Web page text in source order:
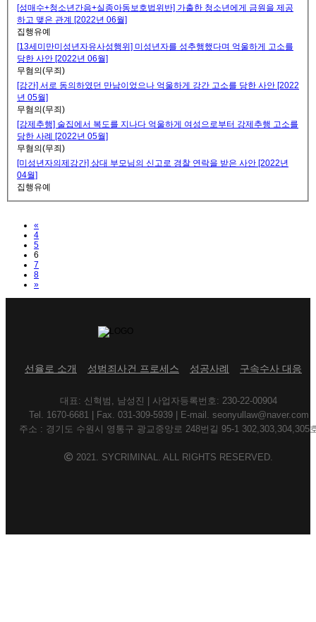
[성매수+청소년간음+실종아동보호법위반] 가출한 청소년에게 금원을 제공
하고 맺은 관계 [2022년 06월]
집행유예
[13세미만미성년자유사성행위] 미성년자를 성추행했다며 억울하게 고소를
당한 사안 [2022년 06월]
무혐의(무죄)
[강간] 서로 동의하였던 만남이었으나 억울하게 강간 고소를 당한 사안 [2022
년 05월]
무혐의(무죄)
[강제추행] 술집에서 복도를 지나다 억울하게 여성으로부터 강제추행 고소를
당한 사례 [2022년 05월]
무혐의(무죄)
[미성년자의제강간] 상대 부모님의 신고로 경찰 연락을 받은 사안 [2022년
04월]
집행유예
«
4
5
6
7
8
»Next
선율로 소개 성범죄사건 프로세스 성공사례 구속수사 대응
대표: 신혁범, 남성진 | 사업자등록번호: 230-22-00904
Tel. 1670-6681 | Fax. 031-309-5939 | E-mail. seonyullaw@naver.com
주소 : 경기도 수원시 영통구 광교중앙로 248번길 95-1 302,303,304,305
2021. SYCRIMINAL. ALL RIGHTS RESERVED.